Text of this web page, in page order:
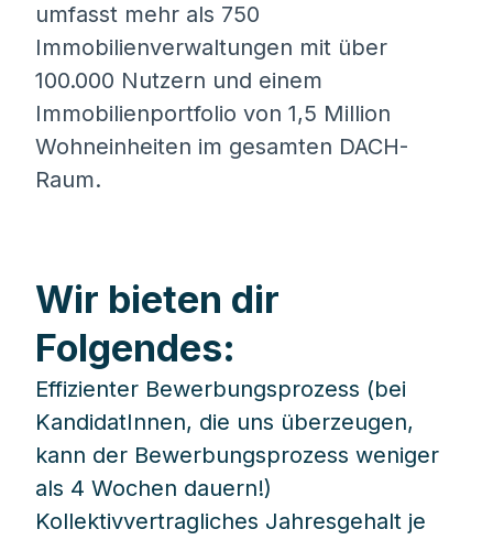
umfasst mehr als 750
Immobilienverwaltungen mit über
100.000 Nutzern und einem
Immobilienportfolio von 1,5 Million
Wohneinheiten im gesamten DACH-
Raum.
Wir bieten dir
Folgendes:
Effizienter Bewerbungsprozess (bei
KandidatInnen, die uns überzeugen,
kann der Bewerbungsprozess weniger
als 4 Wochen dauern!)
Kollektivvertragliches Jahresgehalt je